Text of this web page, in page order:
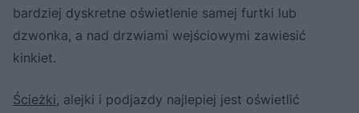
bardziej dyskretne oświetlenie samej furtki lub
dzwonka, a nad drzwiami wejściowymi zawiesić
kinkiet.
Ścieżki, alejki i podjazdy najlepiej jest oświetlić